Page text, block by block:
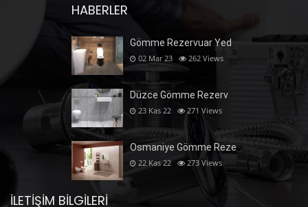
HABERLER
Gömme Rezervuar Yed
02 Mar 23 262 Views
Düzce Gömme Rezerv
23 Kas 22 271 Views
Osmaniye Gömme Reze
22 Kas 22 273 Views
İLETIŞIM BILGILERI